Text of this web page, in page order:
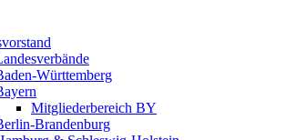
Württemberg
Mitgliederbereich BY
Brandenburg